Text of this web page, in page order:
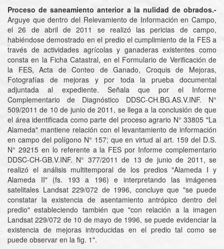
Proceso de saneamiento anterior a la nulidad de obrados.-
Arguye que dentro del Relevamiento de Información en Campo,
el 26 de abril de 2011 se realizó las pericias de campo,
habiéndose demostrado en el predio el cumplimiento de la FES a
través de actividades agrícolas y ganaderas existentes como
consta en la Ficha Catastral, en el Formulario de Verificación de
la FES, Acta de Conteo de Ganado, Croquis de Mejoras,
Fotografías de mejoras y por toda la prueba documental
adjuntada al expediente. Señala que por el Informe
Complementario de Diagnóstico DDSC-CH.BG.AS.V.INF. N°
509/2011 de 10 de junio de 2011, se llega a la conclusión de que
el área identificada como parte del proceso agrario N° 33805 "La
Alameda" mantiene relación con el levantamiento de información
en campo del polígono N° 157; que en virtud al art. 159 del D.S.
N° 29215 en lo referente a la FES por Informe complementario
DDSC-CH-GB.V.INF. N° 377/2011 de 13 de junio de 2011, se
realizó el análisis multitemporal de los predios "Alameda I y
Alameda II" (fs. 193 a 196) e interpretando las imágenes
satelitales Landsat 229/072 de 1996, concluye que "se puede
constatar la existencia de asentamiento antrópico dentro del
predio" estableciendo también que "con relación a la imagen
Landsat 229/072 de 10 de mayo de 1996, se puede evidenciar la
existencia de mejoras introducidas en el predio tal como se
puede observar en la fig. 1".